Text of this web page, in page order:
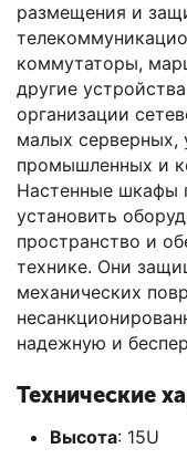
размещения и
коммутаторы,
другие
организации
малых серверных,
промышленных и
Настенные шкафы
установить
пространство и
технике. Они
механических
надежную и
Технические
Высота: 15U